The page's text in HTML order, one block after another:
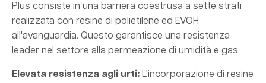
Plus consiste in una barriera coestrusa a sette strati
realizzata con resine di polietilene ed EVOH
all'avanguardia. Questo garantisce una resistenza
leader nel settore alla permeazione di umidità e gas.
Elevata resistenza agli urti: L'incorporazione di resine